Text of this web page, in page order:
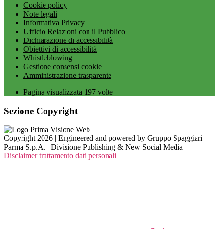
Cookie policy
Note legali
Informativa Privacy
Ufficio Relazioni con il Pubblico
Dichiarazione di accessibilità
Obiettivi di accessibilità
Whistleblowing
Gestione consensi cookie
Amministrazione trasparente
Pagina visualizzata 197 volte
Sezione Copyright
Copyright 2026 | Engineered and powered by Gruppo Spaggiari
Parma S.p.A. | Divisione Publishing & New Social Media
Disclaimer trattamento dati personali